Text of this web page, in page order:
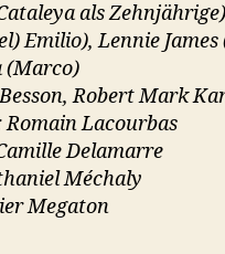
als
Emilio), Lennie James
(Marco)
Robert Mark
Lacourbas
Delamarre
Méchaly
Megaton